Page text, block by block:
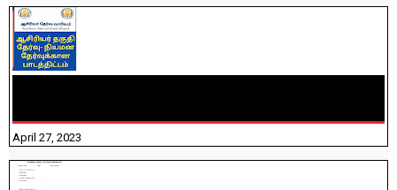
April 27, 2023